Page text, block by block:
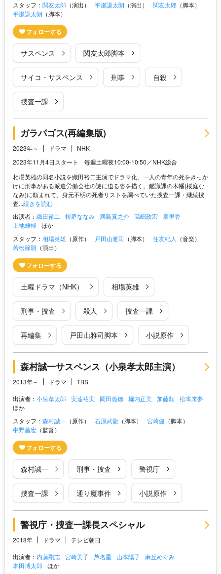
スタッフ： 関友太郎 （演出） 平瀬謙太朗 （演出） 関友太郎 （脚本）
平瀬謙太朗 （脚本）
サスペンス 関友太郎脚本
サイコ・サスペンス 刑事 自殺
捜査一課
ガラパゴス(再編集版)
2023年～ ドラマ
NHK
2023年11月4日スタート 毎週土曜夜10:00-10:50／NHK総合
相場英雄の同名小説を織田裕二主演でドラマ化。一人の青年の死をきっか
けに刑事がある派遣労働会社の謎に迫る姿を描く。鑑識課の木幡(桜庭な
なみ)に頼まれて、身元不明の死者リストを調べていた捜査一課・継続捜
査...続きを読む
出演者： 織田裕二 桜庭ななみ 満島真之介 高嶋政宏
泉里香
上地雄輔 ほか
スタッフ： 相場英雄 （原作） 戸田山雅司 （脚本） 住友紀人 （音楽）
若松節朗 （演出）
土曜ドラマ（NHK） 相場英雄
刑事・捜査 殺人 捜査一課
再編集 戸田山雅司脚本 小説原作
森村誠一サスペンス（小泉孝太郎主演）
2013年～ ドラマ
TBS
出演者： 小泉孝太郎 安達祐実 岡田義徳 堀内正美 加藤頼 松本来夢
ほか
スタッフ： 森村誠一 （原作） 石原武龍 （脚本） 宮崎健 （脚本）
中野昌宏 （監督）
森村誠一 刑事・捜査 警視庁
捜査一課 通り魔事件 小説原作
警視庁・捜査一課長スペシャル
2018年 ドラマ
テレビ朝日
出演者： 内藤剛志 宮崎美子 芦名星 山本陽子
麻丘めぐみ
本田博太郎 ほか